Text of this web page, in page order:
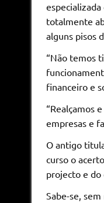
totalmente
alguns pisos
“Não temos
financeiro e
“Realçamos
empresas e
O antigo
curso o
projecto e do
Sabe-se,